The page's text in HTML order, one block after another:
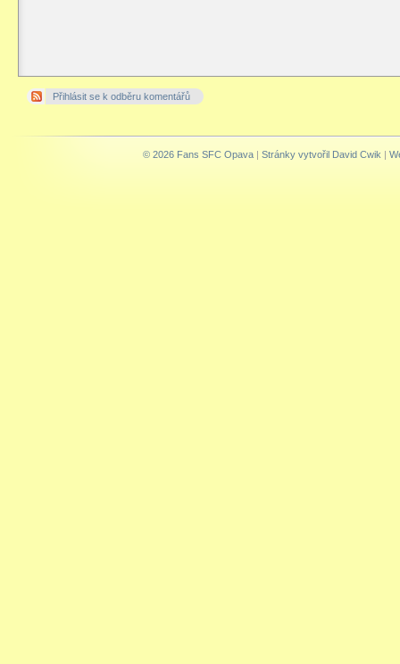
Přihlásit se k odběru komentářů
© 2026 Fans SFC Opava | Stránky vytvořil David Cwik |